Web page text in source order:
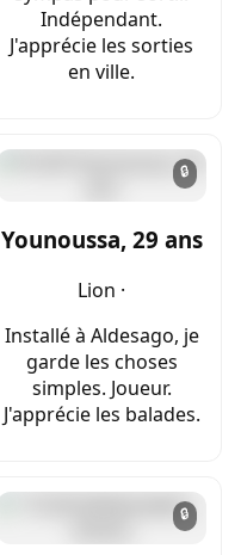
Indépendant.
J'apprécie les sorties
en ville.
🔒
Younoussa, 29 ans
Lion ·
Installé à Aldesago, je
garde les choses
simples. Joueur.
J'apprécie les balades.
🔒